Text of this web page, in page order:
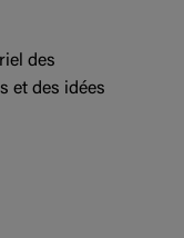
des
et des idées